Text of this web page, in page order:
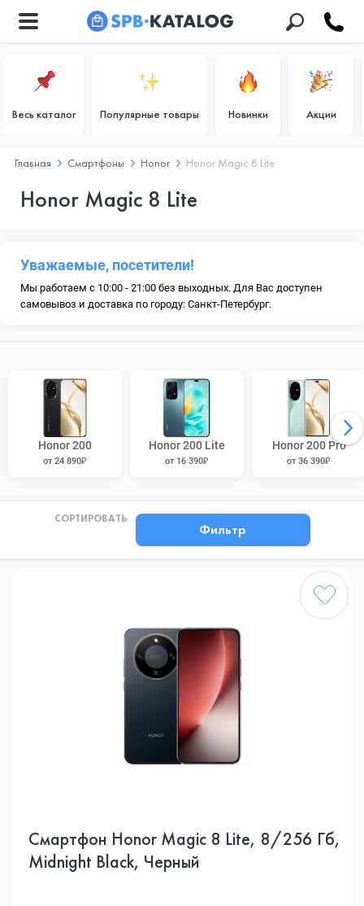
Весь каталог Популярные товары Новинки Акции
Главная Смартфоны Honor Honor Magic 8 Lite
Honor Magic 8 Lite
Уважаемые, посетители!
Мы работаем с 10:00 - 21:00 без выходных. Для Вас доступен
самовывоз и доставка по городу: Санкт-Петербург.
Honor 200
от 24 890₽
Honor 200 Lite
от 16 390₽
Honor 200 Pro
от 36 390₽
СОРТИРОВАТЬ
Фильтр
Смартфон Honor Magic 8 Lite, 8/256 Гб,
Midnight Black, Черный